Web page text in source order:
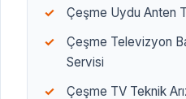
Çeşme Uydu Anten
Çeşme Televizyon
Servisi
Çeşme TV Teknik